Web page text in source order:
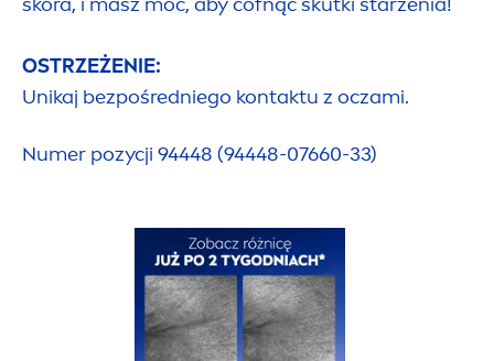
OSTRZEŻENIE:
Unikaj bezpośredniego kontaktu z oczami.
Numer pozycji 94448 (94448-07660-33)